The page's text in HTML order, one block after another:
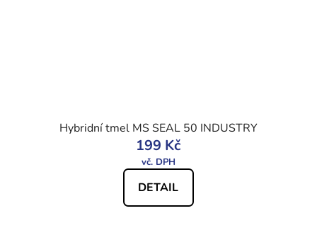
Hybridní tmel MS SEAL 50 INDUSTRY
199 Kč
DETAIL